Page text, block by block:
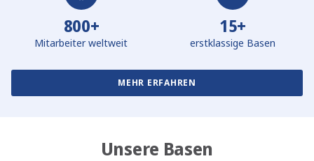
800+
Mitarbeiter weltweit
15+
erstklassige Basen
MEHR ERFAHREN
Unsere Basen